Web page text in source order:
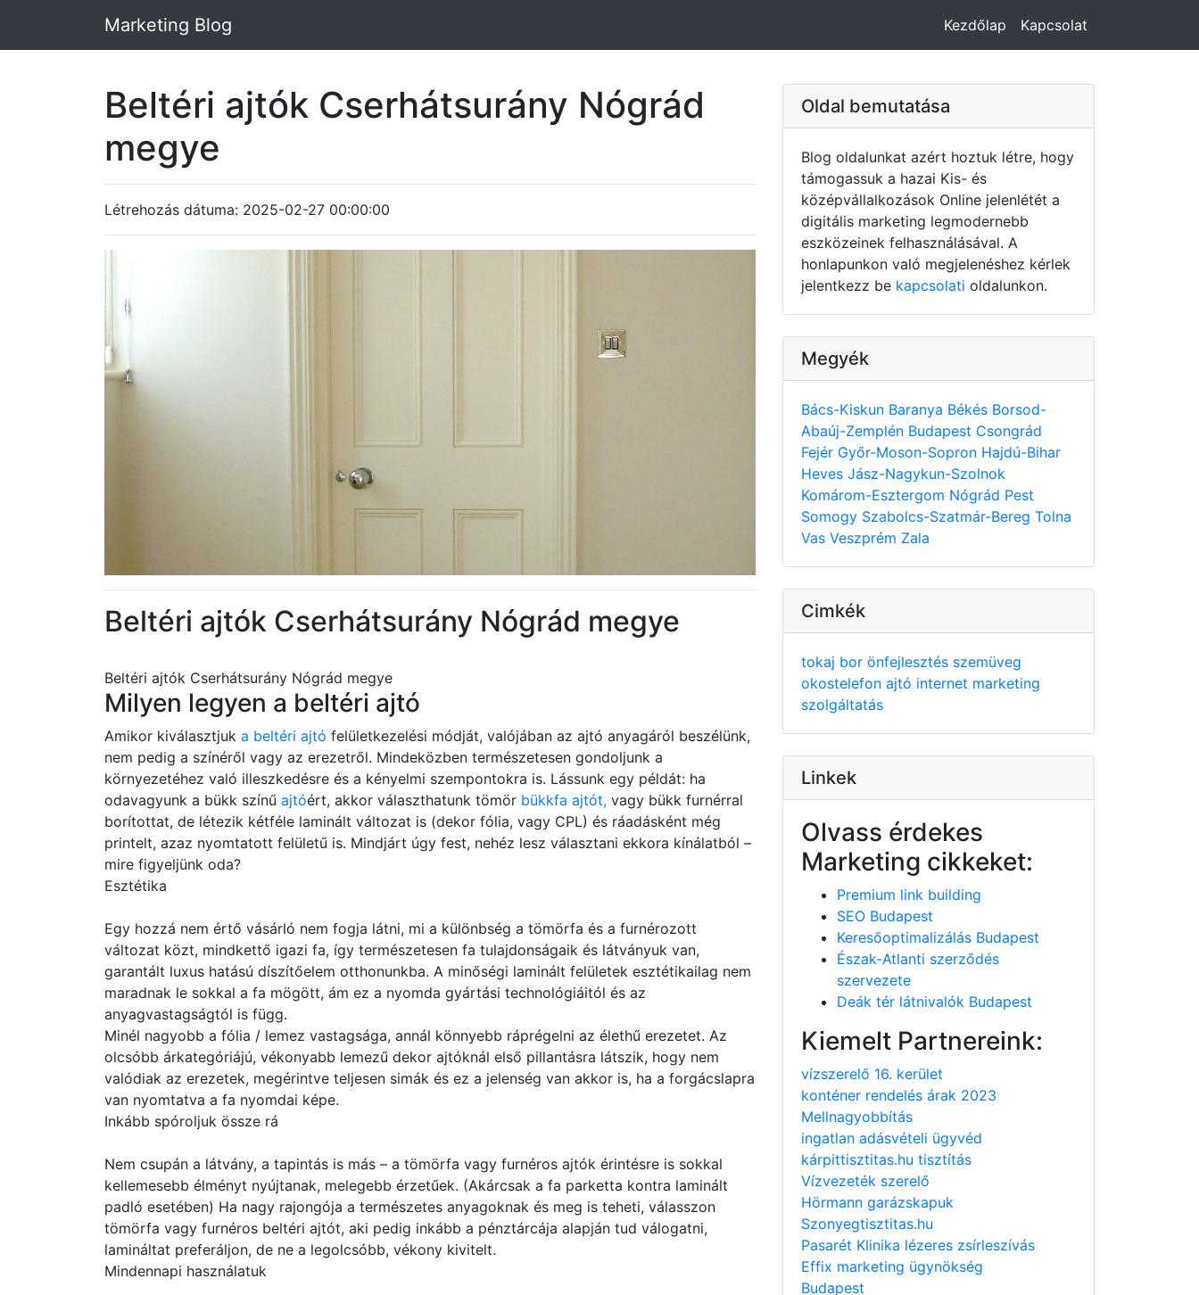
Marketing Blog Kezdőlap Kapcsolat
Beltéri ajtók Cserhátsurány Nógrád
megye
Létrehozás dátuma: 2025-02-27 00:00:00
Beltéri ajtók Cserhátsurány Nógrád megye
Beltéri ajtók Cserhátsurány Nógrád megye
Milyen legyen a beltéri ajtó
Amikor kiválasztjuk a beltéri ajtó felületkezelési módját, valójában az ajtó anyagáról beszélünk,
nem pedig a színéről vagy az erezetről. Mindeközben természetesen gondoljunk a
környezetéhez való illeszkedésre és a kényelmi szempontokra is. Lássunk egy példát: ha
odavagyunk a bükk színű ajtóért, akkor választhatunk tömör bükkfa ajtót, vagy bükk furnérral
borítottat, de létezik kétféle laminált változat is (dekor fólia, vagy CPL) és ráadásként még
printelt, azaz nyomtatott felületű is. Mindjárt úgy fest, nehéz lesz választani ekkora kínálatból –
mire figyeljünk oda?
Esztétika
Egy hozzá nem értő vásárló nem fogja látni, mi a különbség a tömörfa és a furnérozott
változat közt, mindkettő igazi fa, így természetesen fa tulajdonságaik és látványuk van,
garantált luxus hatású díszítőelem otthonunkba. A minőségi laminált felületek esztétikailag nem
maradnak le sokkal a fa mögött, ám ez a nyomda gyártási technológiáitól és az
anyagvastagságtól is függ.
Minél nagyobb a fólia / lemez vastagsága, annál könnyebb ráprégelni az élethű erezetet. Az
olcsóbb árkategóriájú, vékonyabb lemezű dekor ajtóknál első pillantásra látszik, hogy nem
valódiak az erezetek, megérintve teljesen simák és ez a jelenség van akkor is, ha a forgácslapra
van nyomtatva a fa nyomdai képe.
Inkább spóroljuk össze rá
Nem csupán a látvány, a tapintás is más – a tömörfa vagy furnéros ajtók érintésre is sokkal
kellemesebb élményt nyújtanak, melegebb érzetűek. (Akárcsak a fa parketta kontra laminált
padló esetében) Ha nagy rajongója a természetes anyagoknak és meg is teheti, válasszon
tömörfa vagy furnéros beltéri ajtót, aki pedig inkább a pénztárcája alapján tud válogatni,
lamináltat preferáljon, de ne a legolcsóbb, vékony kivitelt.
Mindennapi használatuk
Oldal bemutatása
Blog oldalunkat azért hoztuk létre, hogy
támogassuk a hazai Kis- és
középvállalkozások Online jelenlétét a
digitális marketing legmodernebb
eszközeinek felhasználásával. A
honlapunkon való megjelenéshez kérlek
jelentkezz be kapcsolati oldalunkon.
Megyék
Bács-Kiskun Baranya Békés Borsod-
Abaúj-Zemplén Budapest Csongrád
Fejér Győr-Moson-Sopron Hajdú-Bihar
Heves Jász-Nagykun-Szolnok
Komárom-Esztergom Nógrád Pest
Somogy Szabolcs-Szatmár-Bereg Tolna
Vas Veszprém Zala
Cimkék
tokaj bor önfejlesztés szemüveg
okostelefon ajtó internet marketing
szolgáltatás
Linkek
Olvass érdekes
Marketing cikkeket:
Premium link building
SEO Budapest
Keresőoptimalizálás Budapest
Észak-Atlanti szerződés
szervezete
Deák tér látnivalók Budapest
Kiemelt Partnereink:
vízszerelő 16. kerület
konténer rendelés árak 2023
Mellnagyobbítás
ingatlan adásvételi ügyvéd
kárpittisztitas.hu tisztítás
Vízvezeték szerelő
Hörmann garázskapuk
Szonyegtisztitas.hu
Pasarét Klinika lézeres zsírleszívás
Effix marketing ügynökség
Budapest